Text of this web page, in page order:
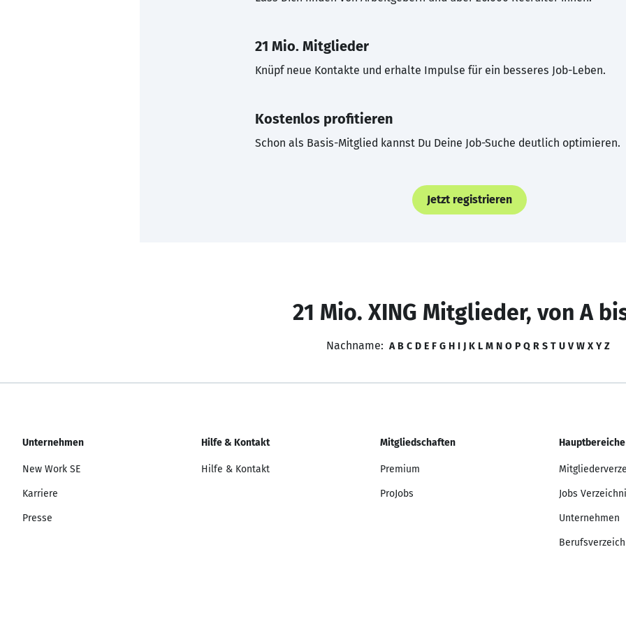
21 Mio. Mitglieder
Knüpf neue Kontakte und erhalte Impulse für ein besseres Job-Leben.
Kostenlos profitieren
Schon als Basis-Mitglied kannst Du Deine Job-Suche deutlich optimieren.
Jetzt registrieren
21 Mio. XING Mitglieder, von A
Nachname: A B C D E F G H I J K L M N O P Q R S T U V W X Y Z
Unternehmen
New Work SE
Karriere
Presse
Hilfe & Kontakt
Hilfe & Kontakt
Mitgliedschaften
Premium
ProJobs
Hauptbereiche
Jobs
Unternehmen